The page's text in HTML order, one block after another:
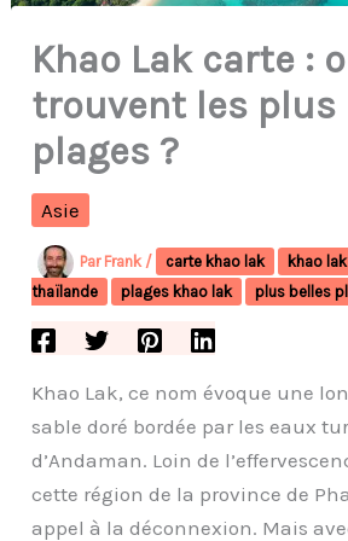
Khao Lak carte :
trouvent les plus
plages ?
Asie
Par Frank / carte khao lak khao lak
thaïlande
plages khao lak plus belles
Khao Lak, ce nom évoque une
sable doré bordée par les eaux
d’Andaman. Loin de
cette région de la province de
appel à la déconnexion. Mais